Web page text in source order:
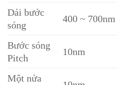
Dải bước
sóng
400 ~ 700nm
Bước sóng
Pitch
10nm
Một nửa